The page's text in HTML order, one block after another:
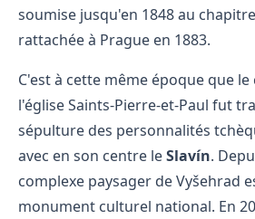
soumise jusqu'en 1848 au
rattachée à Prague en 1883.
C'est à cette même époque que
l'église Saints-Pierre-et-Paul fut
sépulture des personnalités
avec en son centre leSlavín.
complexe paysager de Vyšehrad
monument culturel national. En